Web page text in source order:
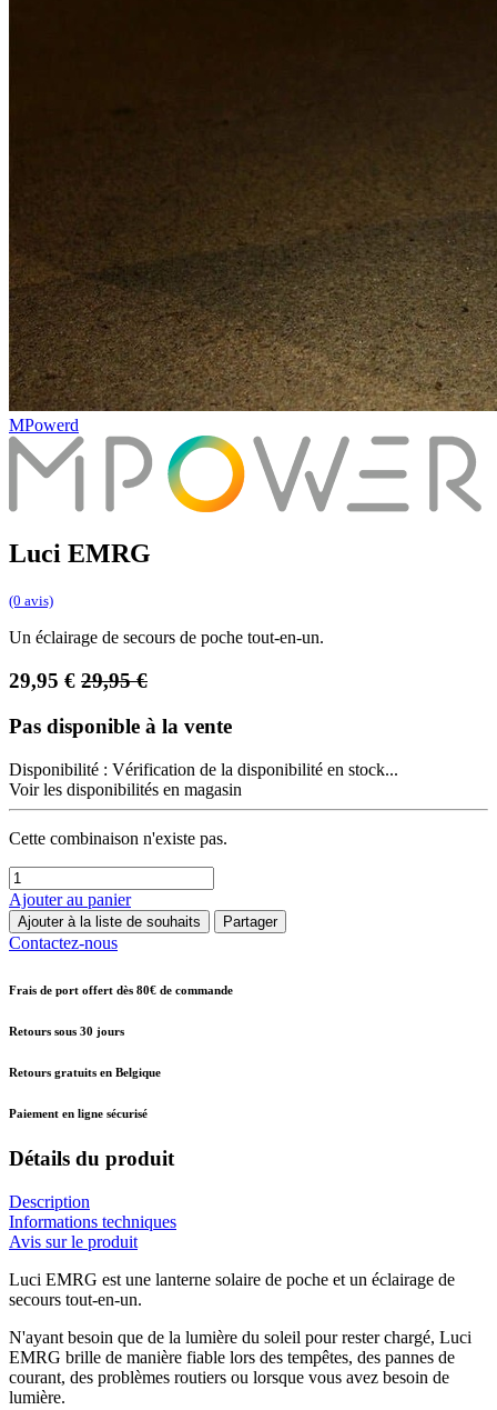
MPowerd
Luci EMRG
(0 avis)
Un éclairage de secours de poche tout-en-un.
29,95 € 29,95€
Pas disponible à la vente
Disponibilité : Vérification de la disponibilité en stock...
Voir les disponibilités en magasin
Cette combinaison n'existe pas.
Ajouter au panier
Ajouter à la liste de souhaits Partager
Contactez-nous
Frais de port offert dès 80€ de commande
Retours sous 30 jours
Retours gratuits en Belgique
Paiement en ligne sécurisé
Détails du produit
Description
Informations techniques
Avis sur le produit
Luci EMRG est une lanterne solaire de poche et un éclairage de
secours tout-en-un.
N'ayant besoin que de la lumière du soleil pour rester chargé, Luci
EMRG brille de manière fiable lors des tempêtes, des pannes de
courant, des problèmes routiers ou lorsque vous avez besoin de
lumière.